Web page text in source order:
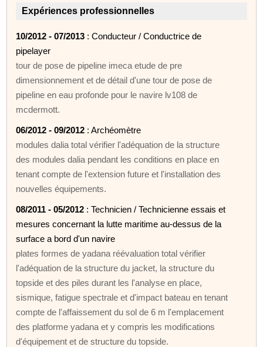
Expériences professionnelles
10/2012 - 07/2013 : Conducteur / Conductrice de
pipelayer
tour de pose de pipeline imeca etude de pre
dimensionnement et de détail d'une tour de pose de
pipeline en eau profonde pour le navire lv108 de
mcdermott.
06/2012 - 09/2012 : Archéomètre
modules dalia total vérifier l'adéquation de la structure
des modules dalia pendant les conditions en place en
tenant compte de l'extension future et l'installation des
nouvelles équipements.
08/2011 - 05/2012 : Technicien / Technicienne essais et
mesures concernant la lutte maritime au-dessus de la
surface a bord d'un navire
plates formes de yadana réévaluation total vérifier
l'adéquation de la structure du jacket, la structure du
topside et des piles durant les l'analyse en place,
sismique, fatigue spectrale et d'impact bateau en tenant
compte de l'affaissement du sol de 6 m l'emplacement
des platforme yadana et y compris les modifications
d'équipement et de structure du topside.